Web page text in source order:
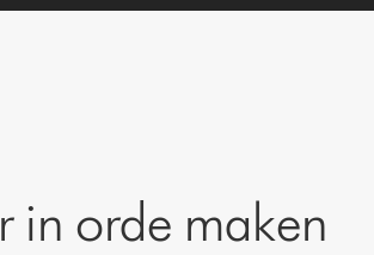
in orde maken